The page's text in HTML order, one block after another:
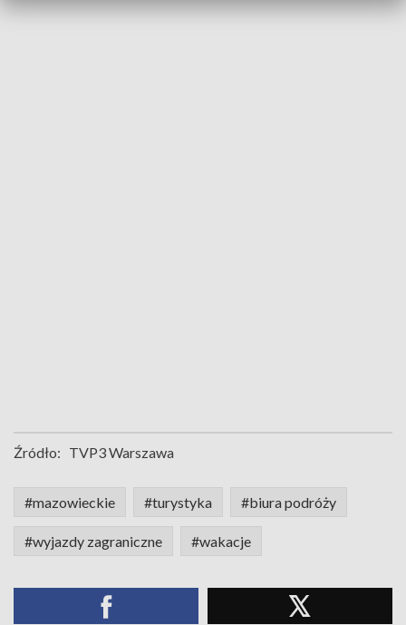
Źródło: TVP3 Warszawa
#mazowieckie #turystyka #biura podróży
#wyjazdy zagraniczne #wakacje